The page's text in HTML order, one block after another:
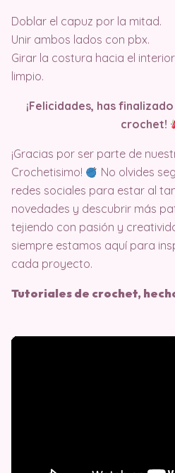
Doblar el capuz por la mitad.
Unir ambos lados con pbx.
Girar la costura hacia el
limpio.
¡Felicidades, has
crochet!
¡Gracias por ser parte de
Crochetisimo!
No olvides
redes sociales para estar al
novedades y descubrir más
tejiendo con pasión y
siempre estamos aquí para
cada proyecto.
Tutoriales de crochet,